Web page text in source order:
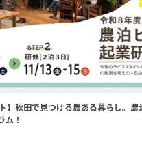
】秋田で見つける農ある暮らし。
ム！